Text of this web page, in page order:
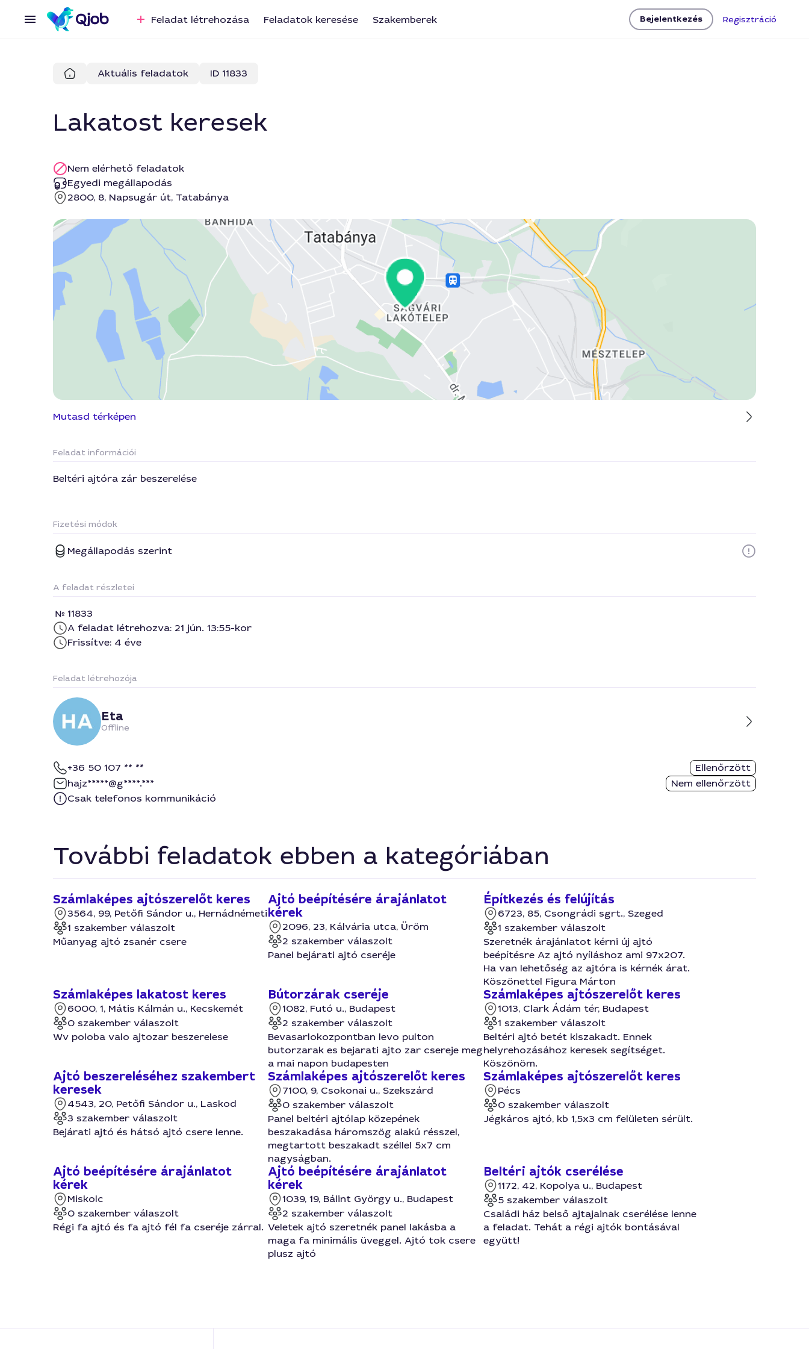
Feladat létrehozása Feladatok keresése Szakemberek Bejelentkezés Regisztráció
Aktuális feladatok ID 11833
Lakatost keresek
Nem elérhető feladatok
Egyedi megállapodás
2800, 8, Napsugár út, Tatabánya
Mutasd térképen
Feladat információi
Beltéri ajtóra zár beszerelése
Fizetési módok
Megállapodás szerint
A feladat részletei
11833
A feladat létrehozva: 21 jún. 13:55-kor
Frissítve: 4 éve
Feladat létrehozója
Eta
Offline
+36 50 107 ** **
Ellenőrzött
hajz*****@g****.***
Nem ellenőrzött
Csak telefonos kommunikáció
További feladatok ebben a kategóriában
Számlaképes ajtószerelőt keres
3564, 99, Petőfi Sándor u., Hernádnémeti
1 szakember válaszolt
Műanyag ajtó zsanér csere
Ajtó beépítésére árajánlatot
kérek
2096, 23, Kálvária utca, Üröm
2 szakember válaszolt
Panel bejárati ajtó cseréje
Építkezés és felújítás
6723, 85, Csongrádi sgrt., Szeged
1 szakember válaszolt
Szeretnék árajánlatot kérni új ajtó
beépítésre Az ajtó nyíláshoz ami 97x207.
Ha van lehetőség az ajtóra is kérnék árat.
Köszönettel Figura Márton
Számlaképes lakatost keres
6000, 1, Mátis Kálmán u., Kecskemét
0 szakember válaszolt
Wv poloba valo ajtozar beszerelese
Bútorzárak cseréje
1082, Futó u., Budapest
2 szakember válaszolt
Bevasarlokozpontban levo pulton
butorzarak es bejarati ajto zar csereje meg
a mai napon budapesten
Számlaképes ajtószerelőt keres
1013, Clark Ádám tér, Budapest
1 szakember válaszolt
Beltéri ajtó betét kiszakadt. Ennek
helyrehozásához keresek segítséget.
Köszönöm.
Ajtó beszereléséhez szakembert
keresek
4543, 20, Petőfi Sándor u., Laskod
3 szakember válaszolt
Bejárati ajtó és hátsó ajtó csere lenne.
Számlaképes ajtószerelőt keres
7100, 9, Csokonai u., Szekszárd
0 szakember válaszolt
Panel beltéri ajtólap közepének
beszakadása háromszög alakú résszel,
megtartott beszakadt széllel 5x7 cm
nagyságban.
Számlaképes ajtószerelőt keres
Pécs
0 szakember válaszolt
Jégkáros ajtó, kb 1,5x3 cm felületen sérült.
Ajtó beépítésére árajánlatot
kérek
Miskolc
0 szakember válaszolt
Régi fa ajtó és fa ajtó fél fa cseréje zárral.
Ajtó beépítésére árajánlatot
kérek
1039, 19, Bálint György u., Budapest
2 szakember válaszolt
Veletek ajtó szeretnék panel lakásba a
maga fa minimális üveggel. Ajtó tok csere
plusz ajtó
Beltéri ajtók cserélése
1172, 42, Kopolya u., Budapest
5 szakember válaszolt
Családi ház belső ajtajainak cserélése lenne
a feladat. Tehát a régi ajtók bontásával
együtt!